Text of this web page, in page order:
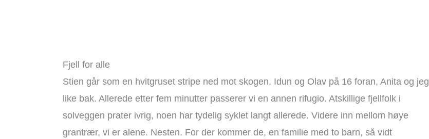
Fjell for alle
Stien går som en hvitgruset stripe ned mot skogen. Idun og Olav på 16 foran, Anita og jeg
like bak. Allerede etter fem minutter passerer vi en annen rifugio. Atskillige fjellfolk i
solveggen prater ivrig, noen har tydelig syklet langt allerede. Videre inn mellom høye
grantrær, vi er alene. Nesten. For der kommer de, en familie med to barn, så vidt